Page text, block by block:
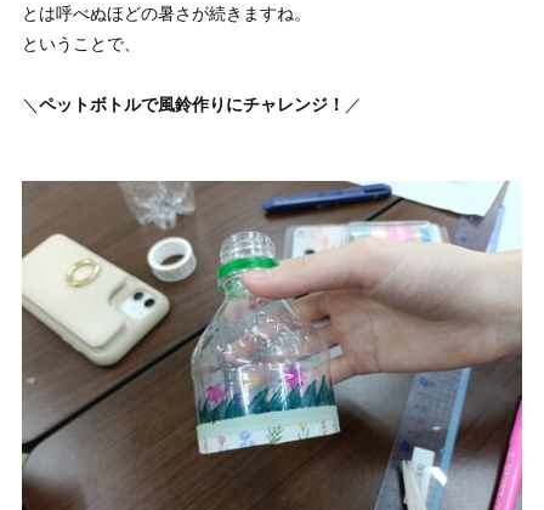
とは呼べぬほどの暑さが続きますね。
ということで、
＼ ペットボトルで風鈴作りにチャレンジ！ ／